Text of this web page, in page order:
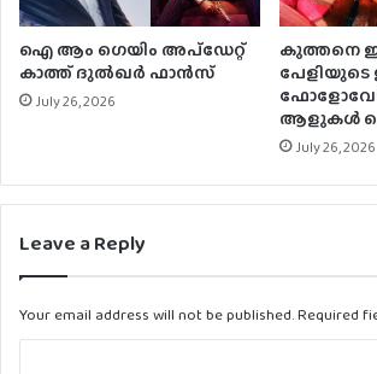
ഐ ആം ഗെയിം അപ്‌ഡേറ്റ്
കാത്ത് ദുൽഖർ ഫാൻസ്‌
July 26, 2026
കുത്തനെ
പേളിയുടെ
ആളുകള്‍
July 26, 2026
Leave a Reply
Your email address will not be published.Required